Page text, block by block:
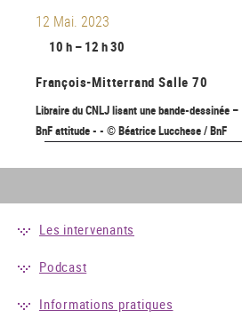
12 Mai. 2023
10 h – 12 h 30
François-Mitterrand Salle 70
Libraire du CNLJ lisant une bande-dessinée –
BnF attitude - - © Béatrice Lucchese / BnF
Les intervenants
Podcast
Informations pratiques